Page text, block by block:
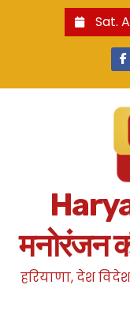
Sat.
मनोरंजन
हरियाणा, देश